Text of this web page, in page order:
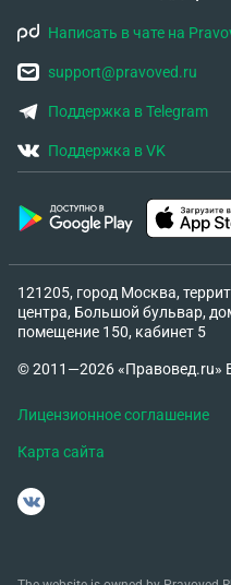
Написать в чате на
support@pravoved.ru
Поддержка в Telegram
Поддержка в VK
121205, город Москва,
центра, Большой бульвар,
помещение 150, кабинет 5
© 2011—2026 «Правовед.ru»
Лицензионное соглашение
Карта сайта